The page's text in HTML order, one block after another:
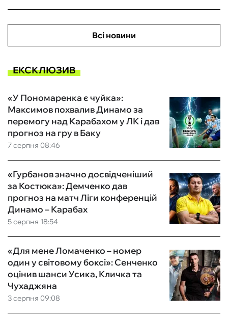
Всі новини
ЕКСКЛЮЗИВ
7 серпня 08:46
«У Пономаренка є чуйка»:
Максимов похвалив Динамо за
перемогу над Карабахом у ЛК і дав
прогноз на гру в Баку
5 серпня 18:54
«Гурбанов значно досвідченіший
за Костюка»: Демченко дав
прогноз на матч Ліги конференцій
Динамо – Карабах
3 серпня 09:08
«Для мене Ломаченко – номер
один у світовому боксі»: Сенченко
оцінив шанси Усика, Кличка та
Чухаджяна